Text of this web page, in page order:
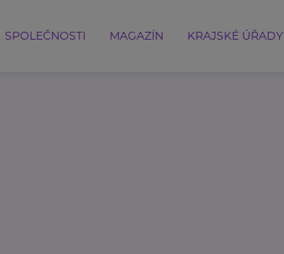
SPOLEČNOSTI MAGAZÍN KRAJSKÉ ÚŘADY